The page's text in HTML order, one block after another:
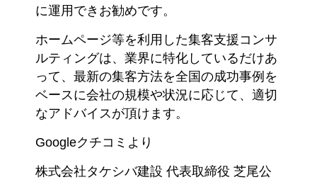
に運用できお勧めです。
ホームページ等を利用した集客支援コンサ
ルティングは、業界に特化しているだけあ
って、最新の集客方法を全国の成功事例を
ベースに会社の規模や状況に応じて、適切
なアドバイスが頂けます。
Googleクチコミより
株式会社タケシバ建設 代表取締役 芝尾公